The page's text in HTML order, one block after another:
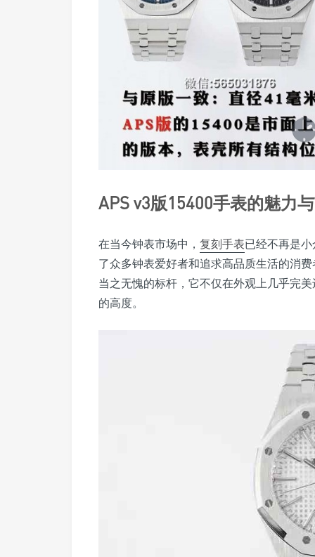
APS v3版15400手表的魅力
在当今钟表市场中， 复刻手表已经不再是
了众多钟表爱好者和追求高品质生活的消
当之无愧的标杆，它不仅在外观上几乎完
的高度。